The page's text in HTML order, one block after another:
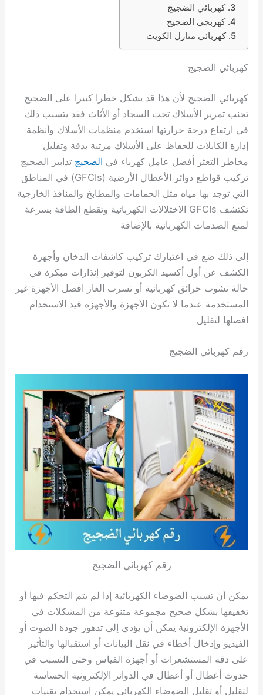
كهربائي الضجيج
كهربجي الضجيج
كهربائي منازل الكويت
كهربائي الضجيج
كهربائي الضجيج لأن هذا قد يشكل خطرا كبيرا على الضجيج
تجنب تمرير الأسلاك تحت السجاد أو الأثاث فقد يتسبب ذلك
في ارتفاع درجة حرارتها استخدم منظمات الأسلاك وأنظمة
إدارة الكابلات للحفاظ على الأسلاك مرتبة بدقة وتقليل
مخاطر التعثر أفضل عامل كهرباء في الضجيج تدابير الضجيج
تركيب قواطع دوائر الأعطال الأرضية (GFCIs) في المناطق
التي توجد بها مياه مثل الحمامات والمطابخ والمنافذ الخارجية
تكتشف GFCIs الاختلالات الكهربائية وتقطع الطاقة بسرعة
لمنع الصدمات الكهربائية بالإضافة
إلى ذلك ضع في اعتبارك تركيب كاشفات الدخان وأجهزة
الكشف عن أول أكسيد الكربون لتوفير إنذارات مبكرة في
حالة نشوب حرائق كهربائية أو تسرب الغاز افصل الأجهزة غير
المستخدمة عندما لا تكون الأجهزة والأجهزة قيد الاستخدام
افصلها لتقليل
رقم كهربائي الضجيج
رقم كهربائي الضجيج
يمكن أن تسبب الضوضاء الكهربائية إذا لم يتم التحكم فيها أو
تخفيفها بشكل صحيح مجموعة متنوعة من المشكلات في
الأجهزة الإلكترونية يمكن أن يؤدي إلى تدهور جودة الصوت أو
الفيديو وإدخال أخطاء في نقل البيانات أو استقبالها والتأثير
على دقة المستشعرات أو أجهزة القياس وحتى التسبب في
حدوث أعطال أو أعطال في الدوائر الإلكترونية الحساسة
لتقليل أو تقليل الضوضاء الكهربائي يمكن استخدام تقنيات